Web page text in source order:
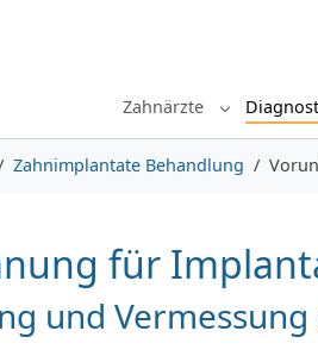
Zahnärzte Submenu
Zahnimplantate Behandlung
für
und Vermessung